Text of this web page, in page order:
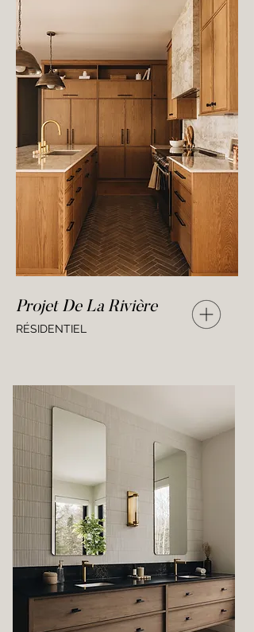
Projet De La Rivière
RÉSIDENTIEL